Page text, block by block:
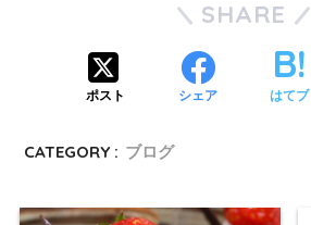
SHARE
ポスト シェア はてブ
CATEGORY : ブログ